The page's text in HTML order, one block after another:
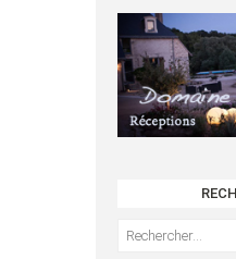
Rechercher :